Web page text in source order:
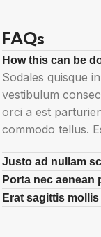
FAQs
How this can be
Sodales quisque
vestibulum
orci a est
commodo tellus.
Justo ad nullam
Porta nec aenean
Erat sagittis